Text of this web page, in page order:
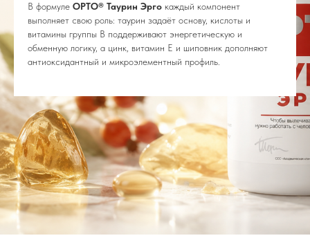
В формуле ОРТО® Таурин Эрго каждый компонент
выполняет свою роль: таурин задаёт основу, кислоты и
витамины группы B поддерживают энергетическую и
обменную логику, а цинк, витамин E и шиповник дополняют
антиоксидантный и микроэлементный профиль.